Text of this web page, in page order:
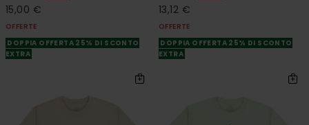
15,00 €
OFFERTE
DOPPIA OFFERTA 25% DI SCONTO
EXTRA
13,12 €
OFFERTE
DOPPIA OFFERTA 25% DI SCONTO
EXTRA